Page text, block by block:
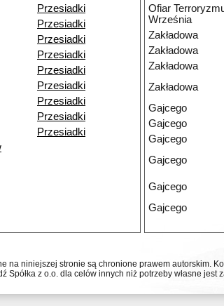
Przesiadki
Przesiadki
Przesiadki
Przesiadki
Przesiadki
Przesiadki
Przesiadki
Przesiadki
Przesiadki
Ofiar
Września
Zakładowa
Zakładowa
Zakładowa
Zakładowa
Gajcego
Gajcego
Gajcego
Gajcego
Gajcego
Gajcego
na niniejszej stronie są chronione prawem autorskim.
Spółka z o.o. dla celów innych niż potrzeby własne jest